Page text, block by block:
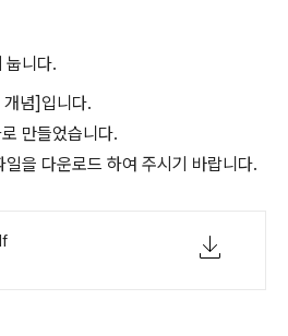
눕니다.
념]입니다.
만들었습니다.
을 다운로드 하여 주시기 바랍니다.